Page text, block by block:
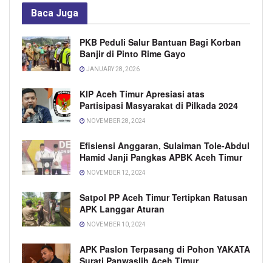
Baca Juga
PKB Peduli Salur Bantuan Bagi Korban
Banjir di Pinto Rime Gayo
JANUARY 28, 2026
KIP Aceh Timur Apresiasi atas
Partisipasi Masyarakat di Pilkada 2024
NOVEMBER 28, 2024
Efisiensi Anggaran, Sulaiman Tole-Abdul
Hamid Janji Pangkas APBK Aceh Timur
NOVEMBER 12, 2024
Satpol PP Aceh Timur Tertipkan Ratusan
APK Langgar Aturan
NOVEMBER 10, 2024
APK Paslon Terpasang di Pohon YAKATA